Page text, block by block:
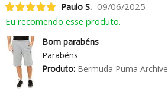
Paulo S. 09/06/2025
Eu recomendo esse produto.
Bom parabéns
Parabéns
Produto:Bermuda Puma Archive